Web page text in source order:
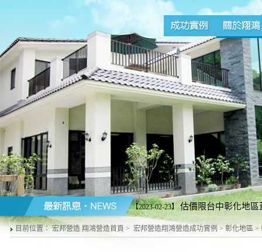
【2023-02-23】 估價限台中彰化地
營造商配合施工請勿來電)。台中
目前位置： 宏邦營造 翔鴻營造首頁 > 宏邦營造翔鴻營造成功實例 > 彰化地區 >